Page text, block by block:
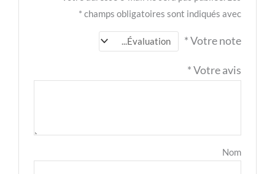
champs obligatoires sont
*